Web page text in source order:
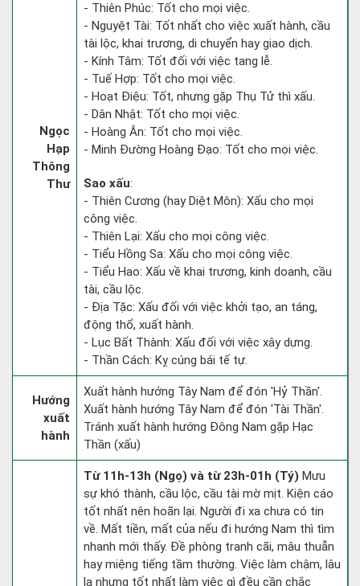
Ngọc
Hạp
Thông
Thư
- Thiên Phúc: Tốt cho mọi việc.
- Nguyệt Tài: Tốt nhất cho việc xuất hành, cầu
tài lộc, khai trương, di chuyển hay giao dịch.
- Kính Tâm: Tốt đối với việc tang lễ.
- Tuế Hợp: Tốt cho mọi việc.
- Hoạt Điệu: Tốt, nhưng gặp Thụ Tử thì xấu.
- Dân Nhật: Tốt cho mọi việc.
- Hoàng Ân: Tốt cho mọi việc.
- Minh Đường Hoàng Đạo: Tốt cho mọi việc.
Sao xấu:
- Thiên Cương (hay Diệt Môn): Xấu cho mọi
công việc.
- Thiên Lại: Xấu cho mọi công việc.
- Tiểu Hồng Sa: Xấu cho mọi công việc.
- Tiểu Hao: Xấu về khai trương, kinh doanh, cầu
tài, cầu lộc.
- Địa Tặc: Xấu đối với việc khởi tạo, an táng,
động thổ, xuất hành.
- Lục Bất Thành: Xấu đối với việc xây dựng.
- Thần Cách: Kỵ cúng bái tế tự.
Hướng
xuất
hành
Xuất hành hướng Tây Nam để đón 'Hỷ Thần'.
Xuất hành hướng Tây Nam để đón 'Tài Thần'.
Tránh xuất hành hướng Đông Nam gặp Hạc
Thần (xấu)
Từ 11h-13h (Ngọ) và từ 23h-01h (Tý) Mưu
sự khó thành, cầu lộc, cầu tài mờ mịt. Kiện cáo
tốt nhất nên hoãn lại. Người đi xa chưa có tin
về. Mất tiền, mất của nếu đi hướng Nam thì tìm
nhanh mới thấy. Đề phòng tranh cãi, mâu thuẫn
hay miệng tiếng tầm thường. Việc làm chậm, lâu
la nhưng tốt nhất làm việc gì đều cần chắc